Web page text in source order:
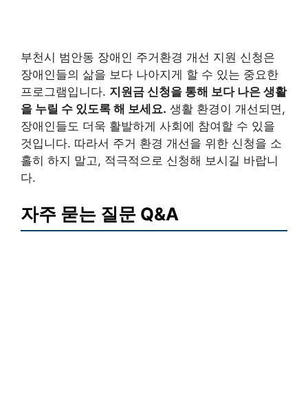
부천시 범안동 장애인 주거환경 개선 지원 신청은
장애인들의 삶을 보다 나아지게 할 수 있는 중요한
프로그램입니다. 지원금 신청을 통해 보다 나은 생활
을 누릴 수 있도록 해 보세요. 생활 환경이 개선되면,
장애인들도 더욱 활발하게 사회에 참여할 수 있을
것입니다. 따라서 주거 환경 개선을 위한 신청을 소
홀히 하지 말고, 적극적으로 신청해 보시길 바랍니
다.
자주 묻는 질문 Q&A